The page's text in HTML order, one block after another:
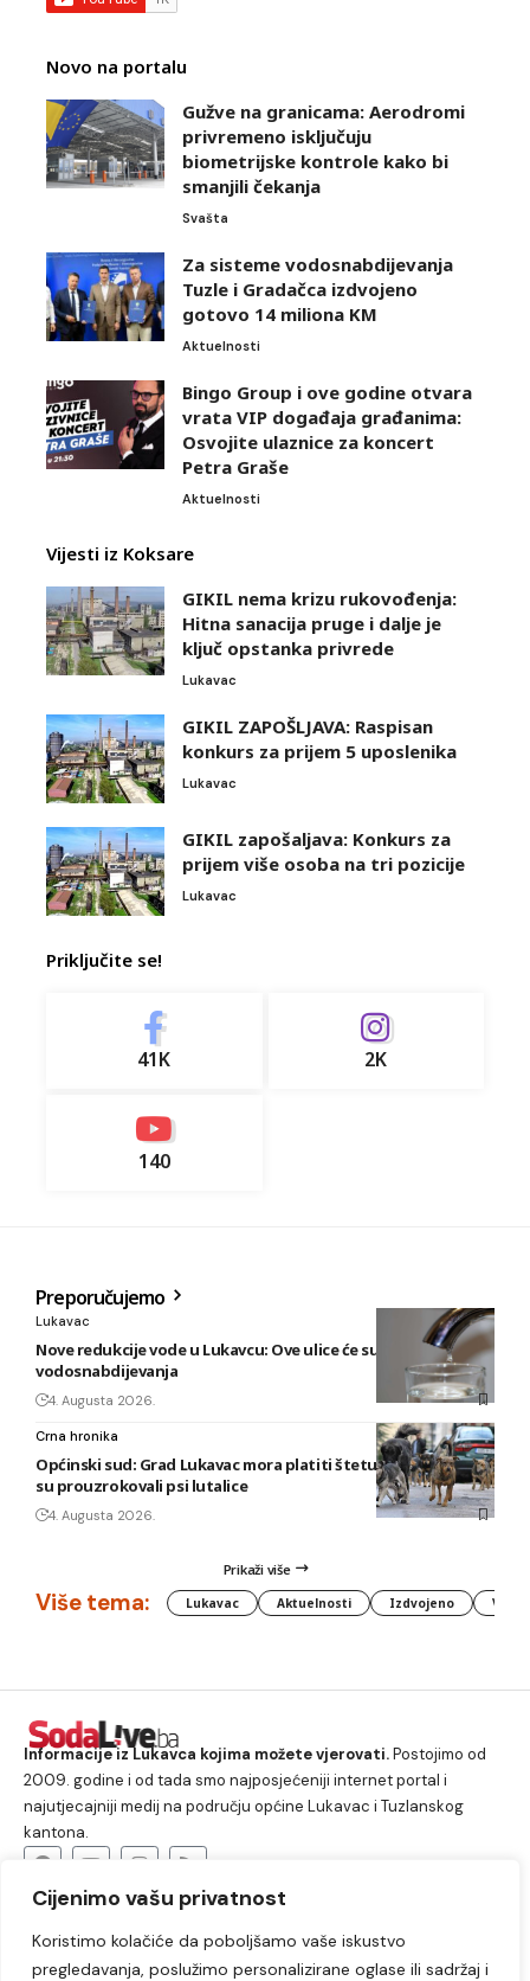
Cijenimo vašu privatnost
Koristimo kolačiće da poboljšamo vaše iskustvo
pregledavanja, poslužimo personalizirane oglase ili sadržaj i
Novo na portalu
Gužve na granicama: Aerodromi
privremeno isključuju
biometrijske kontrole kako bi
smanjili čekanja
Svašta
Za sisteme vodosnabdijevanja
Tuzle i Gradačca izdvojeno
gotovo 14 miliona KM
Aktuelnosti
Bingo Group i ove godine otvara
vrata VIP događaja građanima:
Osvojite ulaznice za koncert
Petra Graše
Aktuelnosti
Vijesti iz Koksare
GIKIL nema krizu rukovođenja:
Hitna sanacija pruge i dalje je
ključ opstanka privrede
Lukavac
GIKIL ZAPOŠLJAVA: Raspisan
konkurs za prijem 5 uposlenika
Lukavac
GIKIL zapošaljava: Konkurs za
prijem više osoba na tri pozicije
Lukavac
Priključite se!
41K 2K
140
Preporučujemo
Lukavac
Nove redukcije vode u Lukavcu: Ove ulice će sutra biti bez
vodosnabdijevanja
4. Augusta 2026.
Crna hronika
Općinski sud: Grad Lukavac mora platiti štetu na vozilu koju
su prouzrokovali psi lutalice
4. Augusta 2026.
Prikaži više
Više tema: Lukavac Aktuelnosti Izdvojeno
Informacije iz Lukavca kojima možete vjerovati.Postojimo od
2009. godine i od tada smo najposjećeniji internet portal i
najutjecajniji medij na području općine Lukavac i Tuzlanskog
kantona.
Lukavac Društvo Crna hronika
Sport